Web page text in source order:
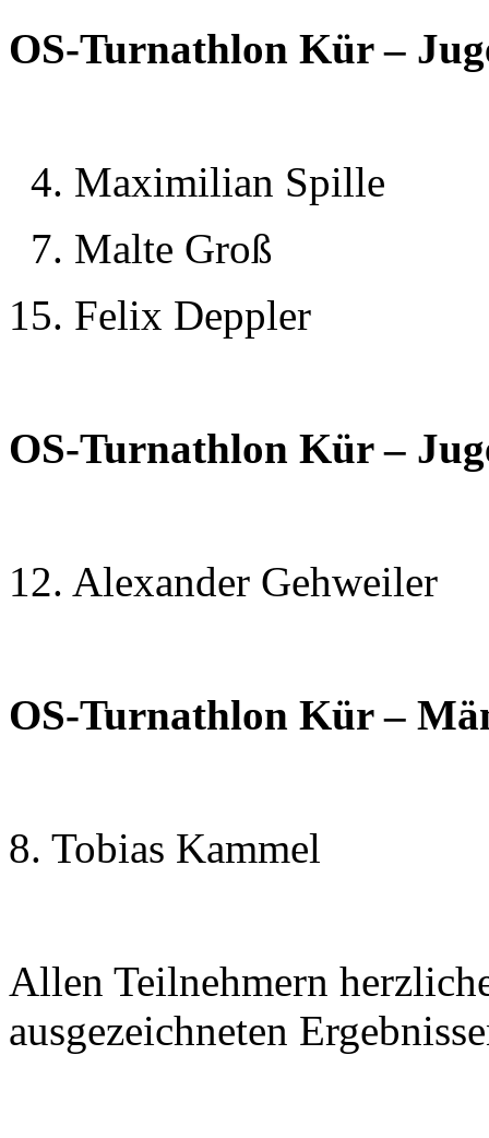
OS-Turnathlon Kür –
4. Maximilian
7. Malte Groß
15. Felix Deppler
OS-Turnathlon Kür –
12. Alexander
OS-Turnathlon Kür –
8. Tobias Kammel
Allen Teilnehmern
ausgezeichneten